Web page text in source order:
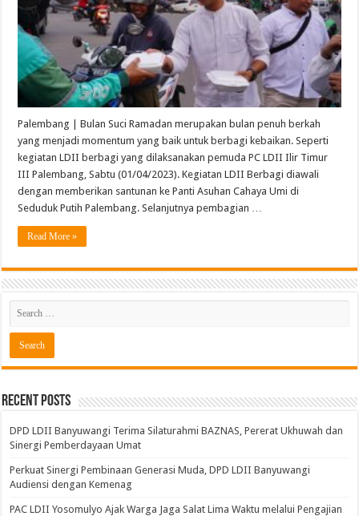
Palembang | Bulan Suci Ramadan merupakan bulan penuh berkah
yang menjadi momentum yang baik untuk berbagi kebaikan. Seperti
kegiatan LDII berbagi yang dilaksanakan pemuda PC LDII Ilir Timur
III Palembang, Sabtu (01/04/2023). Kegiatan LDII Berbagi diawali
dengan memberikan santunan ke Panti Asuhan Cahaya Umi di
Seduduk Putih Palembang. Selanjutnya pembagian …
Read More »
Recent Posts
DPD LDII Banyuwangi Terima Silaturahmi BAZNAS, Pererat Ukhuwah dan
Sinergi Pemberdayaan Umat
Perkuat Sinergi Pembinaan Generasi Muda, DPD LDII Banyuwangi
Audiensi dengan Kemenag
PAC LDII Yosomulyo Ajak Warga Jaga Salat Lima Waktu melalui Pengajian